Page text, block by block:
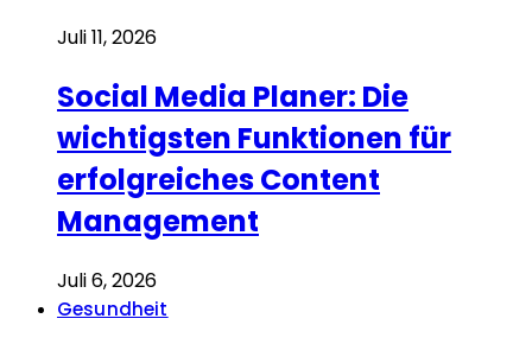
Juli 11, 2026
Social Media Planer: Die
wichtigsten Funktionen für
erfolgreiches Content
Management
Juli 6, 2026
Gesundheit